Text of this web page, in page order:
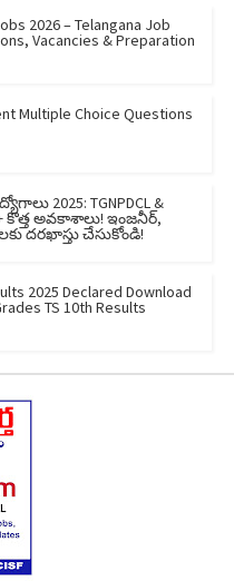
2026 – Telangana Job
Vacancies & Preparation
Multiple Choice Questions
2025: TGNPDCL &
కొత్త అవకాశాలు! ఇంజనీర్,
దరఖాస్తు చేసుకోండి!
2025 Declared Download
TS 10th Results